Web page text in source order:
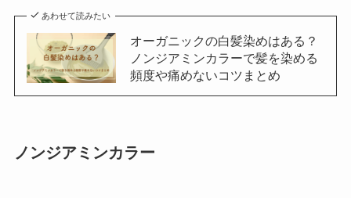
あわせて読みたい
オーガニックの白髪染めはある？
ノンジアミンカラーで髪を染める
頻度や痛めないコツまとめ
ノンジアミンカラー